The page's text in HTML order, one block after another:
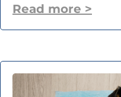
Read more >